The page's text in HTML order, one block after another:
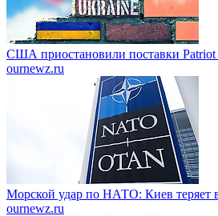
США приостановили поставки Patriot
ournewz.ru
Морской удар по НАТО: Киев теряет
ournewz.ru